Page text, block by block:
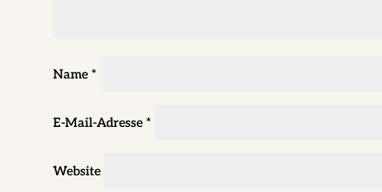
Name *
E-Mail-Adresse *
Website